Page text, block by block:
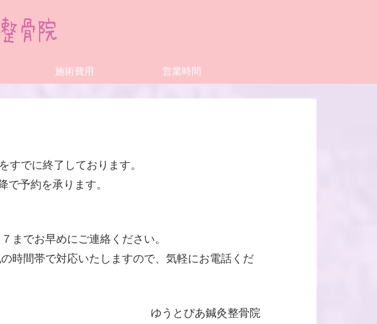
施術費用 営業時間
すでに終了しております。
予約を承ります。
までお早めにご連絡ください。
時間帯で対応いたしますので、気軽にお電話くだ
ゆうとぴあ鍼灸整骨院